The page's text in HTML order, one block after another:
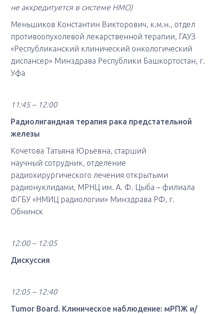
не аккредитуется в системе НМО)
Меньшиков Константин Викторович, к.м.н., отдел
противоопухолевой лекарственной терапии, ГАУЗ
«Республиканский клинический онкологический
диспансер» Минздрава Республики Башкортостан, г.
Уфа
11:45 – 12:00
Радиолигандная терапия рака предстательной
железы
Кочетова Татьяна Юрьевна, старший
научный сотрудник, отделение
радиохирургического лечения открытыми
радионуклидами, МРНЦ им. А. Ф. Цыба – филиала
ФГБУ «НМИЦ радиологии» Минздрава РФ, г.
Обнинск
12:00 – 12:05
Дискуссия
12:05 – 12:40
Tumor Board. Клиническое наблюдение: мРПЖ и/